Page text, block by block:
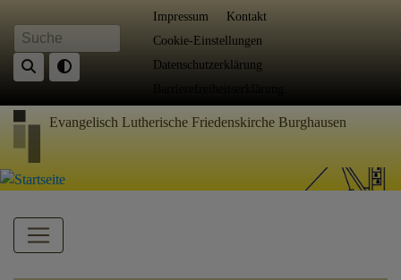
zum
Inhalt
Suche
Fußbereichsmenü
Impressum
Kontakt
Cookie-Einstellungen
Datenschutzerklärung
Evangelisch Lutherische Friedenskirche Burghausen
Hauptnavigation